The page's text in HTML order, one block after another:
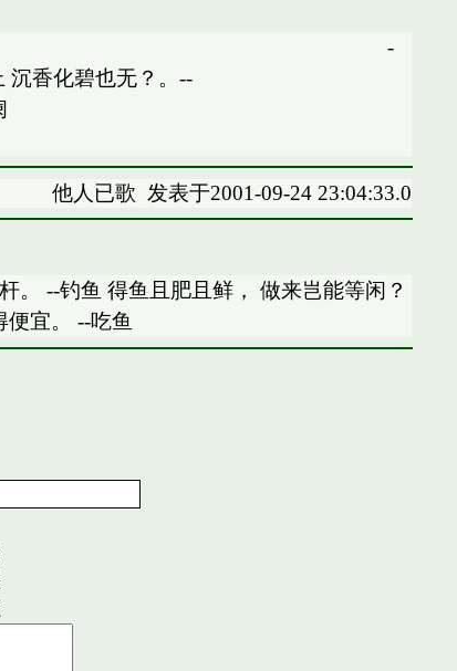
, 风曳花满袖, 红绯远山头. -
沉香化碧也无？。--
他人已歌 发表于2001-09-24 23:04:33.0
。 --钓鱼 得鱼且肥且鲜， 做来岂能等闲？
宜。 --吃鱼